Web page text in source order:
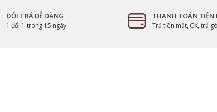
ĐỔI TRẢ DỄ DÀNG
1 đổi 1 trong 15 ngày
THANH TOÁN TIỆN
Trả tiền mặt, CK, trả